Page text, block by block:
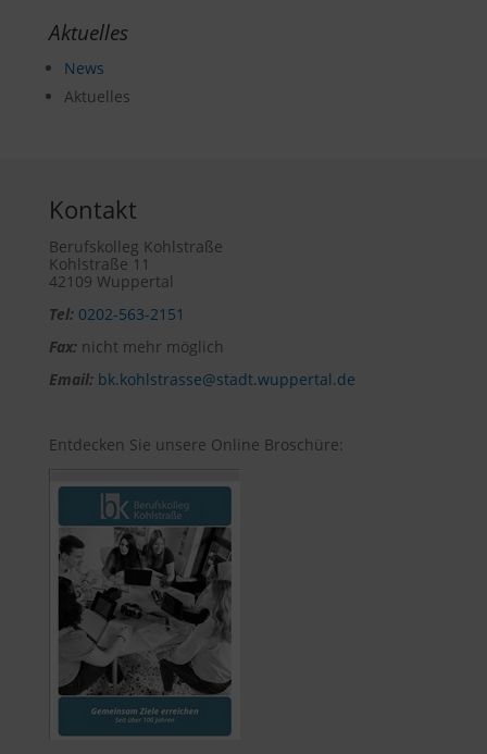
Aktuelles
News
Aktuelles
Kontakt
Berufskolleg Kohlstraße
Kohlstraße 11
42109 Wuppertal
Tel: 0202-563-2151
Fax:nicht mehr möglich
Email: bk.kohlstrasse@stadt.wuppertal.de
Entdecken Sie unsere Online Broschüre: